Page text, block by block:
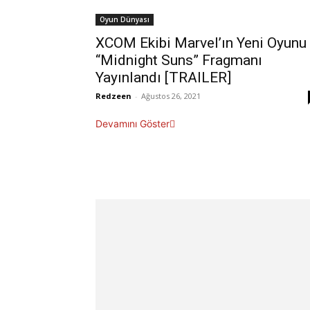
Oyun Dünyası
XCOM Ekibi Marvel’ın Yeni Oyunu
“Midnight Suns” Fragmanı
Yayınlandı [TRAILER]
Redzeen - Ağustos 26, 2021
Devamını Göster